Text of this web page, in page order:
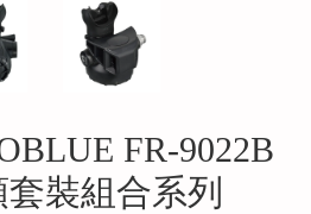
FR-9022B
套裝組合系列